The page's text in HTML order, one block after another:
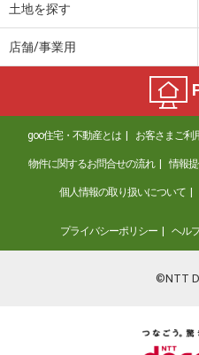
土地を探す
店舗/事業用
goo住宅・不動産とは お客さまご利
物件に関するお問合せの流れ 情報
個人情報の取り扱いについて
プライバシーポリシー ヘル
©NTT